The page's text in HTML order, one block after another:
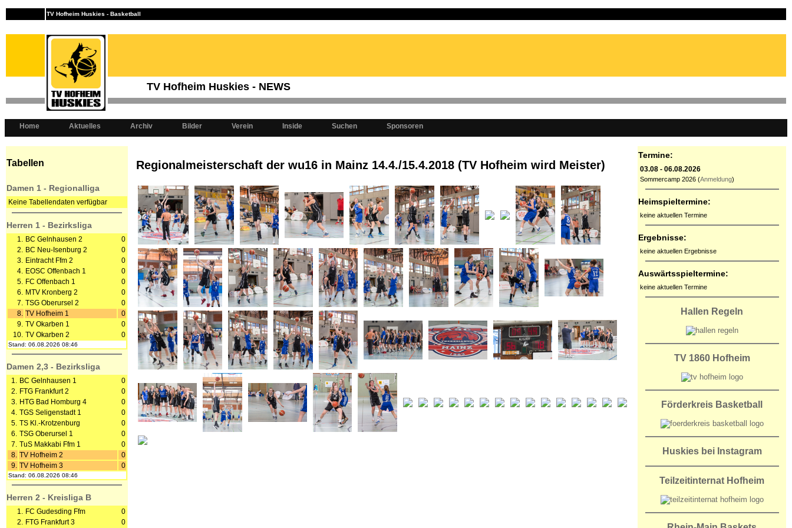
TV Hofheim Huskies - Basketball
TV Hofheim Huskies - NEWS
Home Aktuelles Archiv Bilder Verein Inside Suchen Sponsoren
Tabellen
Damen 1 - Regionalliga
Keine Tabellendaten verfügbar
Herren 1 - Bezirksliga
1. BC Gelnhausen 2
0
2. BC Neu-Isenburg 2
0
3. Eintracht Ffm 2
0
4. EOSC Offenbach 1
0
5. FC Offenbach 1
0
6. MTV Kronberg 2
0
7. TSG Oberursel 2
0
8. TV Hofheim 1
0
9. TV Okarben 1
0
10. TV Okarben 2 0
Stand: 06.08.2026 08:46
Damen 2,3 - Bezirksliga
1. BC Gelnhausen 1
0
2. FTG Frankfurt 2
0
3. HTG Bad Homburg 4
0
4. TGS Seligenstadt 1
0
5. TS Kl.-Krotzenburg
0
6. TSG Oberursel 1
0
7. TuS Makkabi Ffm 1
0
8. TV Hofheim 2
0
9. TV Hofheim 3 0
Stand: 06.08.2026 08:46
Herren 2 - Kreisliga B
1. FC Gudesding Ffm
0
2. FTG Frankfurt 3 0
Regionalmeisterschaft der wu16 in Mainz 14.4./15.4.2018 (TV Hofheim wird Meister)
Termine:
03.08 - 06.08.2026
Sommercamp 2026 (Anmeldung)
Heimspieltermine:
keine aktuellen Termine
Ergebnisse:
keine aktuellen Ergebnisse
Auswärtsspieltermine:
keine aktuellen Termine
Hallen Regeln
TV 1860 Hofheim
Förderkreis Basketball
Huskies bei Instagram
Teilzeitinternat Hofheim